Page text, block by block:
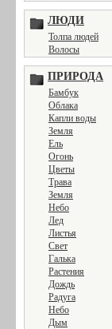
ЛЮДИ
Толпа людей
Волосы
ПРИРОДА
Бамбук
Облака
Капли воды
Земля
Ель
Огонь
Цветы
Трава
Земля
Небо
Лед
Листья
Свет
Галька
Растения
Дождь
Радуга
Небо
Дым